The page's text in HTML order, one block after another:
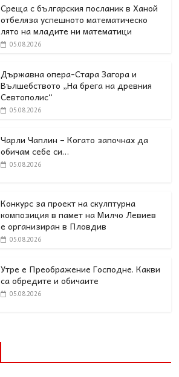
Среща с българския посланик в Ханой
отбеляза успешното математическо
лято на младите ни математици
05.08.2026
Държавна опера-Стара Загора и
Вълшебството „На брега на древния
Севтополис“
05.08.2026
Чарли Чаплин – Когато започнах да
обичам себе си…
05.08.2026
Конкурс за проект на скулптурна
композиция в памет на Милчо Левиев
е организиран в Пловдив
05.08.2026
Утре е Преображение Господне. Какви
са обредите и обичаите
05.08.2026